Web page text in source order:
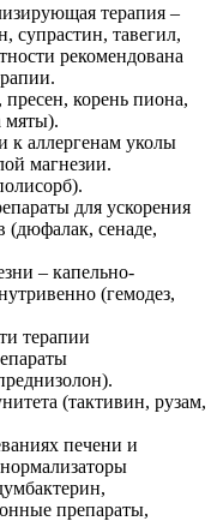
терапия –
супрастин, тавегил,
рекомендована
пресен, корень пиона,
мяты).
к аллергенам уколы
магнезии.
для ускорения
(дюфалак, сенаде,
– капельно-
(гемодез,
терапии
(тактивин, рузам,
печени и
препараты,